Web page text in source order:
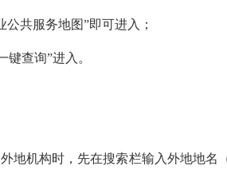
共服务地图”即可进入；
查询”进入。
外地机构时，先在搜索栏输入外地地